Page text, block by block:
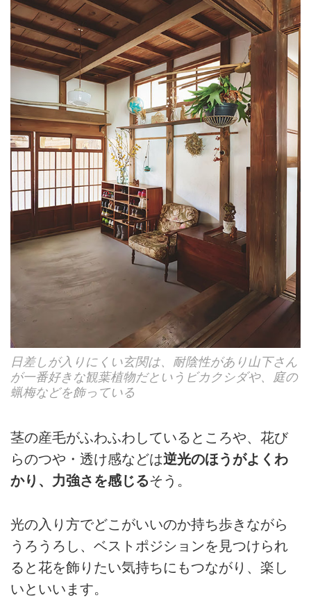
日差しが入りにくい玄関は、耐陰性があり山下さん
が一番好きな観葉植物だというビカクシダや、庭の
蝋梅などを飾っている
茎の産毛がふわふわしているところや、花び
らのつや・透け感などは逆光のほうがよくわ
かり、力強さを感じるそう。
光の入り方でどこがいいのか持ち歩きながら
うろうろし、ベストポジションを見つけられ
ると花を飾りたい気持ちにもつながり、楽し
いといいます。